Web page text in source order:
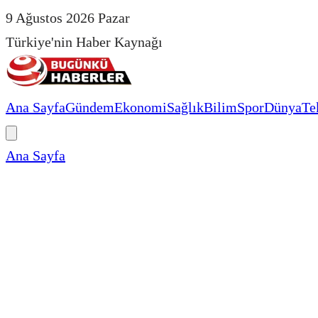
9 Ağustos 2026 Pazar
Türkiye'nin Haber Kaynağı
Ana SayfaGündemEkonomiSağlıkBilimSporDünya
Ana Sayfa